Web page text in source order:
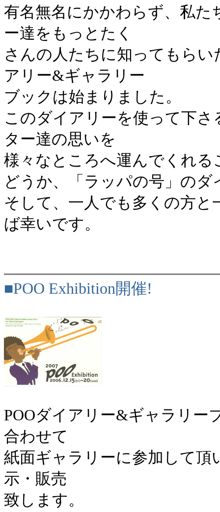
有名無名にかかわらず、私
ー達をもっとたく
さんの人たちに知ってもら
アリー&ギャラリー
ブックは始まりました。
このダイアリーを使って下
ター達の思いを
様々なところへ運んでくれ
どうか、「ラッパの号」の
そして、一人でも多くの方
ば幸いです。
■POO Exhibition開催!
POOダイアリー&ギャラリー
合わせて
紙面ギャラリーに参加して頂
示・販売
致します。